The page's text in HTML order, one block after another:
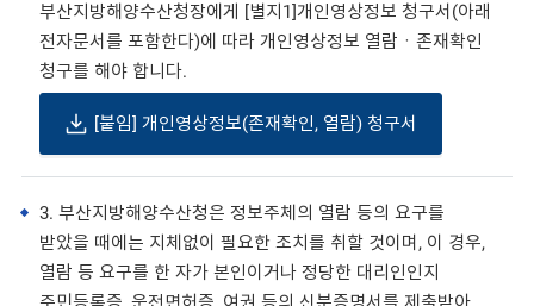
부산지방해양수산청장에게 [별지1]개인영상정보 청구서(아래
전자문서를 포함한다)에 따라 개인영상정보 열람ㆍ존재확인
청구를 해야 합니다.
[붙임] 개인영상정보(존재확인, 열람) 청구서
3. 부산지방해양수산청은 정보주체의 열람 등의 요구를
받았을 때에는 지체없이 필요한 조치를 취할 것이며, 이 경우,
열람 등 요구를 한 자가 본인이거나 정당한 대리인인지